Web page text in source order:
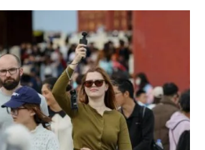
mejores
destinos
de
México
en
2026,
según
Tripadvisor